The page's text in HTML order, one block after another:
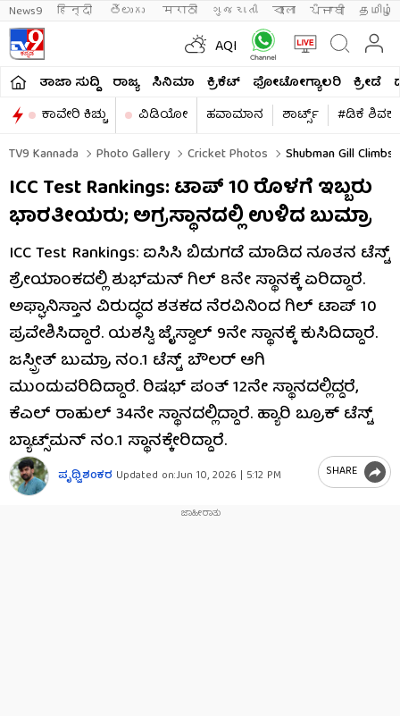
News9 हिन्दी తెలుగు मराठी ગુજરાતી বাংলা ਪੰਜਾਬੀ தமிழ்
AQI
ತಾಜಾ ಸುದ್ದಿ ರಾಜ್ಯ ಸಿನಿಮಾ ಕ್ರಿಕೆಟ್​ ಫೋಟೋಗ್ಯಾಲರಿ ಕ್ರೀಡೆ
ಕಾವೇರಿ ಕಿಚ್ಚು
ವಿಡಿಯೋ ಹವಾಮಾನ ಶಾರ್ಟ್ಸ್​
#ಡಿಕೆ
TV9 Kannada
Photo Gallery Cricket Photos Shubman Gill
ICC Test Rankings: ಟಾಪ್ 10 ರೊಳಗೆ ಇಬ್ಬರು
ಭಾರತೀಯರು; ಅಗ್ರಸ್ಥಾನದಲ್ಲಿ ಉಳಿದ ಬುಮ್ರಾ
ICC Test Rankings: ಐಸಿಸಿ ಬಿಡುಗಡೆ ಮಾಡಿದ ನೂತನ ಟೆಸ್ಟ್
ಶ್ರೇಯಾಂಕದಲ್ಲಿ ಶುಭ್​ಮನ್ ಗಿಲ್ 8ನೇ ಸ್ಥಾನಕ್ಕೆ ಏರಿದ್ದಾರೆ.
ಅಫ್ಘಾನಿಸ್ತಾನ ವಿರುದ್ಧದ ಶತಕದ ನೆರವಿನಿಂದ ಗಿಲ್ ಟಾಪ್ 10
ಪ್ರವೇಶಿಸಿದ್ದಾರೆ. ಯಶಸ್ವಿ ಜೈಸ್ವಾಲ್ 9ನೇ ಸ್ಥಾನಕ್ಕೆ ಕುಸಿದಿದ್ದಾರೆ.
ಜಸ್ಪ್ರೀತ್ ಬುಮ್ರಾ ನಂ.1 ಟೆಸ್ಟ್ ಬೌಲರ್ ಆಗಿ
ಮುಂದುವರಿದಿದ್ದಾರೆ. ರಿಷಭ್ ಪಂತ್ 12ನೇ ಸ್ಥಾನದಲ್ಲಿದ್ದರೆ,
ಕೆಎಲ್ ರಾಹುಲ್ 34ನೇ ಸ್ಥಾನದಲ್ಲಿದ್ದಾರೆ. ಹ್ಯಾರಿ ಬ್ರೂಕ್ ಟೆಸ್ಟ್
ಬ್ಯಾಟ್ಸ್‌ಮನ್ ನಂ.1 ಸ್ಥಾನಕ್ಕೇರಿದ್ದಾರೆ.
ಪೃಥ್ವಿಶಂಕರ Updated on:Jun 10, 2026 | 5:12 PM SHARE